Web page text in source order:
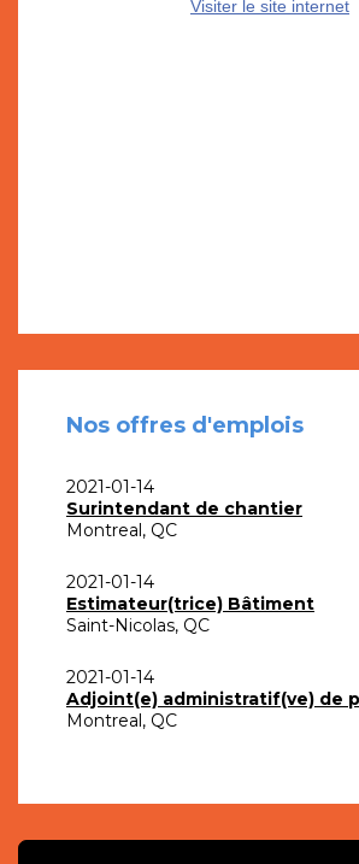
Visiter le site internet
Nos offres d'emplois
2021-01-14
Surintendant de chantier
Montreal, QC
2021-01-14
Estimateur(trice) Bâtiment
Saint-Nicolas, QC
2021-01-14
Adjoint(e) administratif(ve) de
Montreal, QC